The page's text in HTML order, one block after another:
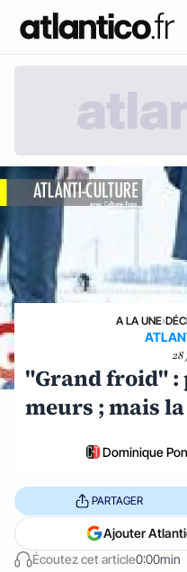
A LA UNE›
28
"Grand froid"
meurs ; mais
Dominique
Écoutez cet article0:00min
PARTAGER
Ajouter